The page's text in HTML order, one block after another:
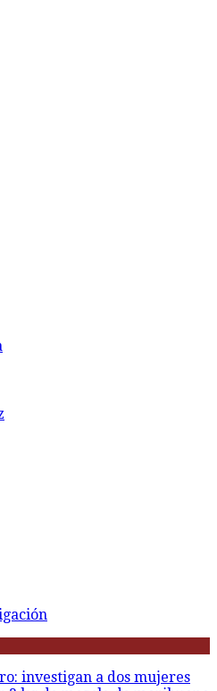
investigan a dos mujeres